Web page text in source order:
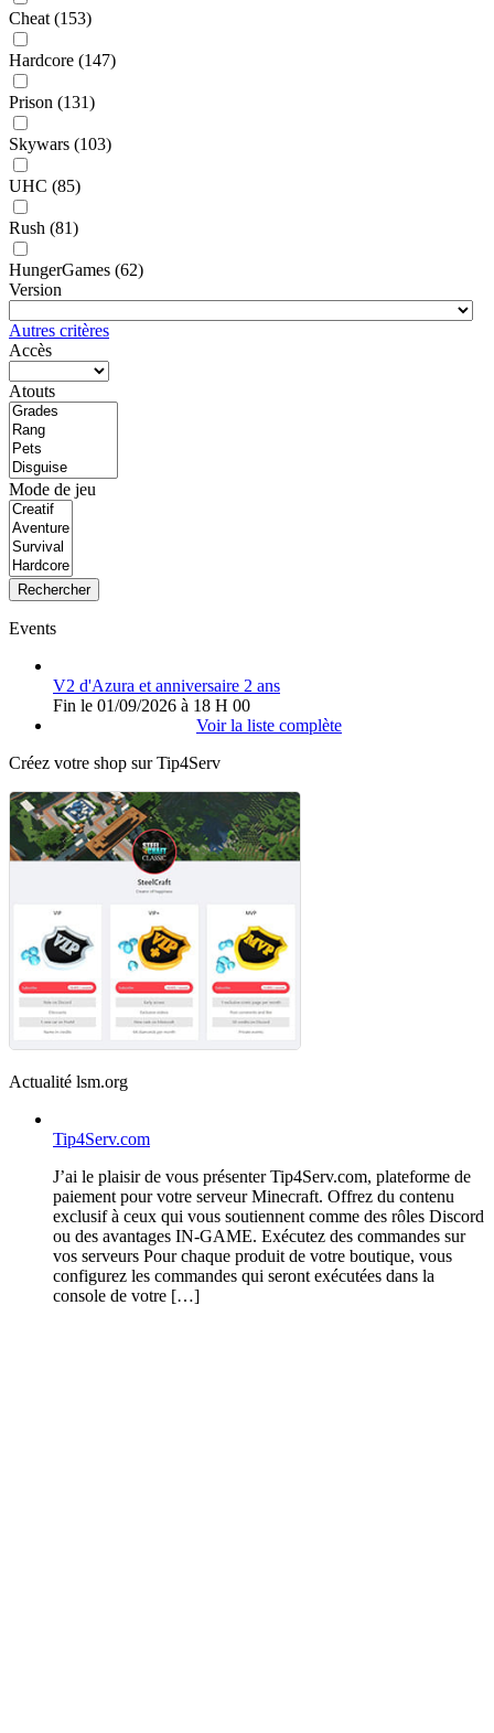
Cheat (153)
Hardcore (147)
Prison (131)
Skywars (103)
UHC (85)
Rush (81)
HungerGames (62)
Version
Autres critères
Accès
Atouts
Mode de jeu
Rechercher
Events
V2 d'Azura et anniversaire 2 ans
Fin le 01/09/2026 à 18 H 00
Voir la liste complète
Créez votre shop sur Tip4Serv
Actualité lsm.org
Tip4Serv.com
J’ai le plaisir de vous présenter Tip4Serv.com, plateforme de
paiement pour votre serveur Minecraft. Offrez du contenu
exclusif à ceux qui vous soutiennent comme des rôles Discord
ou des avantages IN-GAME. Exécutez des commandes sur
vos serveurs Pour chaque produit de votre boutique, vous
configurez les commandes qui seront exécutées dans la
console de votre […]